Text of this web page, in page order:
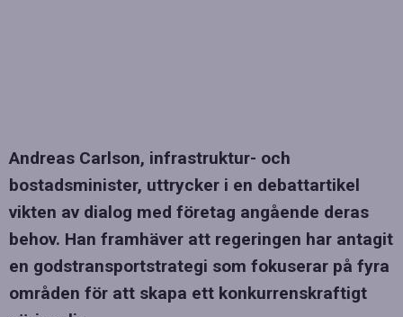
Andreas Carlson, infrastruktur- och
bostadsminister, uttrycker i en debattartikel
vikten av dialog med företag angående deras
behov. Han framhäver att regeringen har antagit
en godstransportstrategi som fokuserar på fyra
områden för att skapa ett konkurrenskraftigt